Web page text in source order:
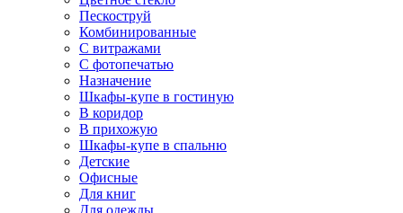
Пескоструй
Комбинированные
С витражами
С фотопечатью
Назначение
Шкафы-купе в гостиную
В коридор
В прихожую
Шкафы-купе в спальню
Детские
Офисные
Для книг
Для одежды